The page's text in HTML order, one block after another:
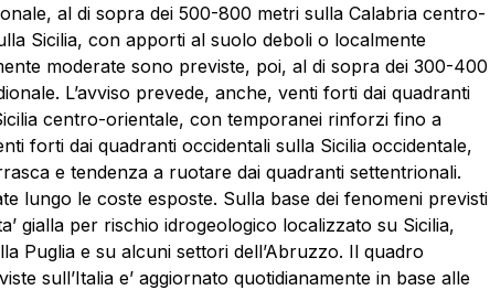
al di sopra dei 500-800 metri sulla Calabria centro-
Sicilia, con apporti al suolo deboli o localmente
moderate sono previste, poi, al di sopra dei 300-400
L’avviso prevede, anche, venti forti dai quadranti
centro-orientale, con temporanei rinforzi fino a
forti dai quadranti occidentali sulla Sicilia occidentale,
e tendenza a ruotare dai quadranti settentrionali.
lungo le coste esposte. Sulla base dei fenomeni previsti
gialla per rischio idrogeologico localizzato su Sicilia,
Puglia e su alcuni settori dell’Abruzzo. Il quadro
sull’Italia e’ aggiornato quotidianamente in base alle